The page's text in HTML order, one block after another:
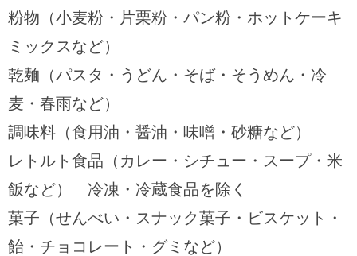
粉物（小麦粉・片栗粉・パン粉・ホットケーキ
ミックスなど）
乾麺（パスタ・うどん・そば・そうめん・冷
麦・春雨など）
調味料（食用油・醤油・味噌・砂糖など）
レトルト食品（カレー・シチュー・スープ・米
飯など） 冷凍・冷蔵食品を除く
菓子（せんべい・スナック菓子・ビスケット・
飴・チョコレート・グミなど）